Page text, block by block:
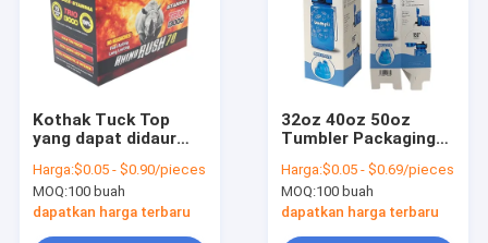
Kothak Tuck Top
yang dapat didaur
kertas kerutan
kerajinan
Harga:$0.05 - $0.90/pieces
MOQ:100 buah
dapatkan harga terbaru
32oz 40oz 50oz
Tumbler Packaging
Kebalikan Tuck End
Box
Harga:$0.05 - $0.69/pieces
MOQ:100 buah
dapatkan harga terbaru